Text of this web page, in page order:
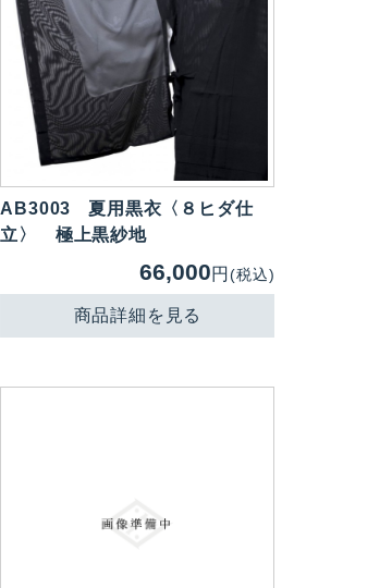
AB3003
夏用黒衣〈８ヒダ仕
立〉 極上黒紗地
66,000円(税込)
商品詳細を見る